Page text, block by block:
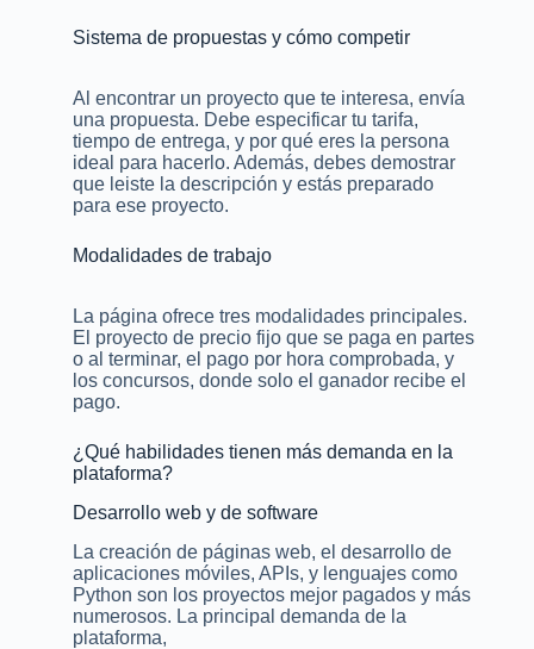
Sistema de propuestas y cómo competir
Al encontrar un proyecto que te interesa, envía
una propuesta. Debe especificar tu tarifa,
tiempo de entrega, y por qué eres la persona
ideal para hacerlo. Además, debes demostrar
que leiste la descripción y estás preparado
para ese proyecto.
Modalidades de trabajo
La página ofrece tres modalidades principales.
El proyecto de precio fijo que se paga en partes
o al terminar, el pago por hora comprobada, y
los concursos, donde solo el ganador recibe el
pago.
¿Qué habilidades tienen más demanda en la
plataforma?
Desarrollo web y de software
La creación de páginas web, el desarrollo de
aplicaciones móviles, APIs, y lenguajes como
Python son los proyectos mejor pagados y más
numerosos. La principal demanda de la
plataforma,